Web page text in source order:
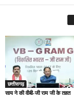
छत्तीसगढ़
साय ने की वीबी-जी राम जी के तहत